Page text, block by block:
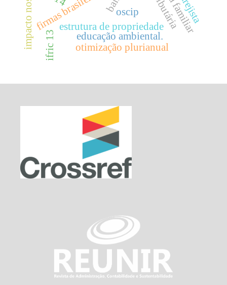
estrutura de propriedade
oscip
educação ambiental.
ifric 13 otimização plurianual